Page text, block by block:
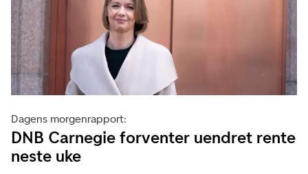
Dagens morgenrapport:
DNB Carnegie forventer uendret rente
neste uke